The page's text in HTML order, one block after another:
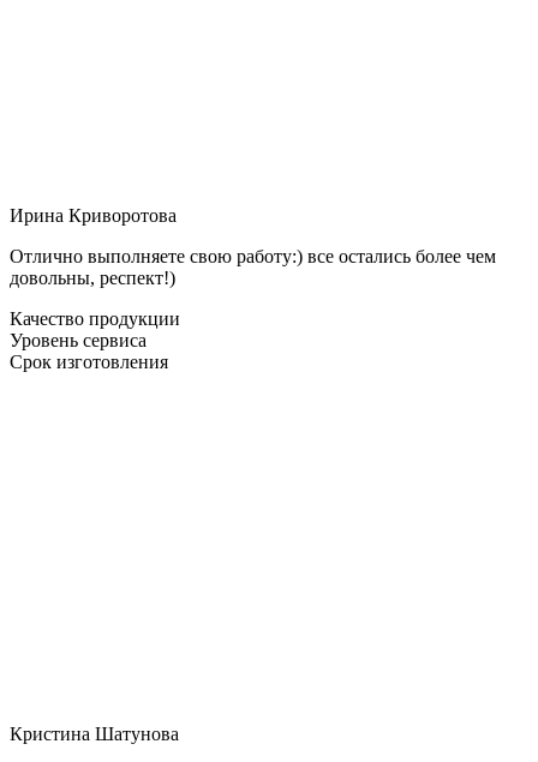
Ирина Криворотова
Отлично выполняете свою работу:) все остались более чем
довольны, респект!)
Качество продукции
Уровень сервиса
Срок изготовления
Кристина Шатунова